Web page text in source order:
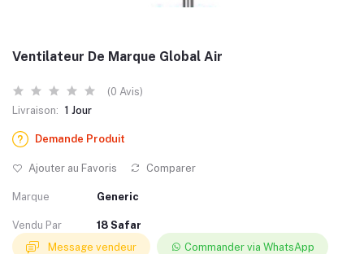
Ventilateur De Marque Global Air
(0 Avis)
Livraison: 1 Jour
Demande Produit
Ajouter au Favoris Comparer
Marque Generic
Vendu Par
18 Safar
Message vendeur
Commander via WhatsApp